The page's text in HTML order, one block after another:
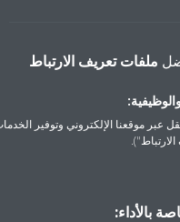
تعريف الارتباط
الإلكتروني وتوفير الخدمات التي